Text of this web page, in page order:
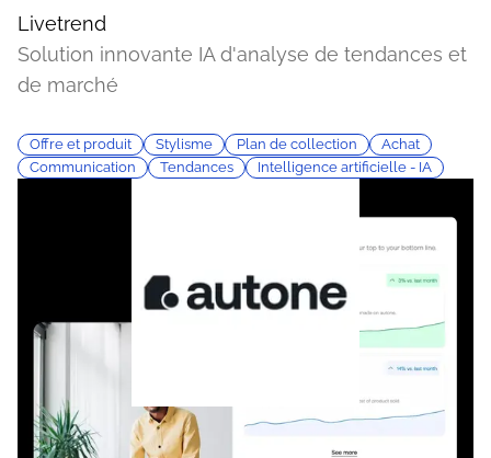
Livetrend
Solution innovante IA d'analyse de tendances et
de marché
Offre et produit Stylisme Plan de collection
Achat
Communication
Tendances Intelligence artificielle - IA